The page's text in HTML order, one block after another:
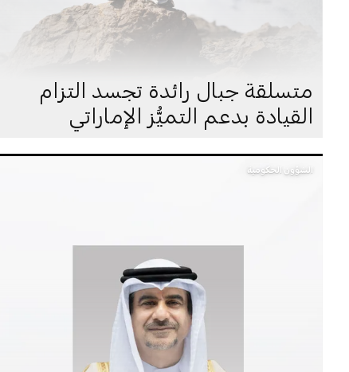
متسلقة جبال رائدة تجسد التزام
القيادة بدعم التميُّز الإماراتي
الشؤون الحكومية